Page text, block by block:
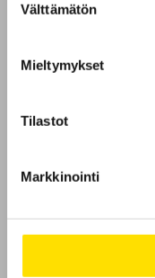
valinta
Välttämätön
Mieltymykset
Tilastot
Markkinointi